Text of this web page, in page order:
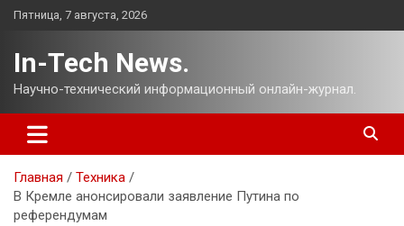
Перейти
Пятница, 7 августа, 2026
In-Tech News.
Научно-технический информационный онлайн-журнал.
Главная
Техника
В Кремле анонсировали заявление Путина по
референдумам